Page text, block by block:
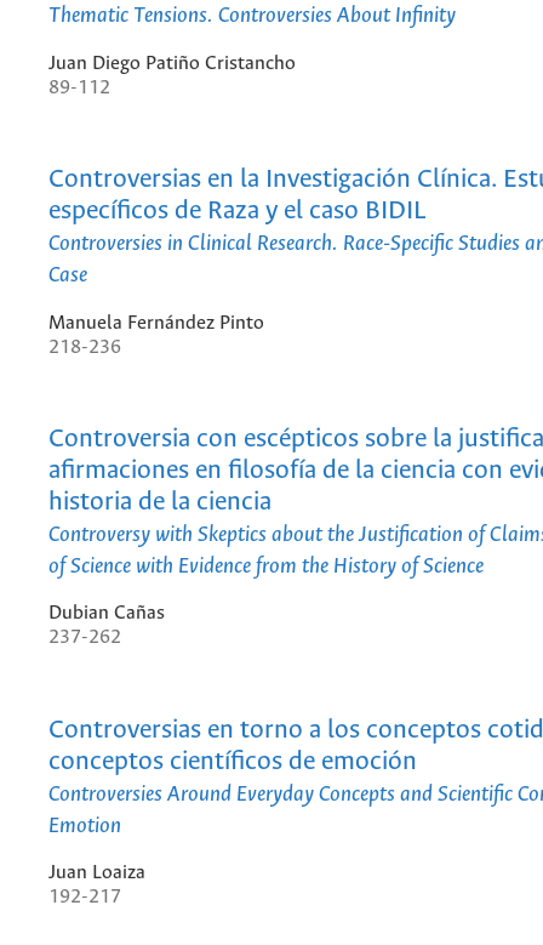
Thematic Tensions. Controversies About Infinity
Juan Diego Patiño Cristancho
89-112
Controversias en la Investigación Clínica.
específicos de Raza y el caso BIDIL
Controversies in Clinical Research. Race-Specific Studies
Case
Manuela Fernández Pinto
218-236
Controversia con escépticos sobre la
afirmaciones en filosofía de la ciencia con
historia de la ciencia
Controversy with Skeptics about the Justification of
of Science with Evidence from the History of Science
Dubian Cañas
237-262
Controversias en torno a los conceptos
conceptos científicos de emoción
Controversies Around Everyday Concepts and Scientific
Emotion
Juan Loaiza
192-217